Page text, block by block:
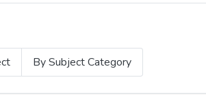
By Subject Category